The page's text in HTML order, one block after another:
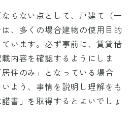
らない点として、戸建て（一
、多くの場合建物の使用目的
います。必ず事前に、賃貸借
内容を確認するようにしま
住のみ」となっている場合
よう、事情を説明し理解をも
書」を取得するとよいでしょ